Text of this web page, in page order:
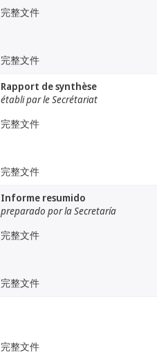
完整文件
完整文件
Rapport de synthèse
établi par le Secrétariat
完整文件
完整文件
Informe resumido
preparado por la Secretaría
完整文件
完整文件
完整文件